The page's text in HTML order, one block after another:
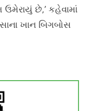
છે,’ કહેવામાં
ખાન બિગબોસ